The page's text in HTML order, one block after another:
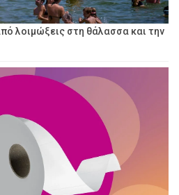
λοιμώξεις στη θάλασσα και την